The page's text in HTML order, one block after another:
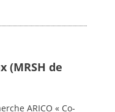
(MRSH de
ARICO « Co-